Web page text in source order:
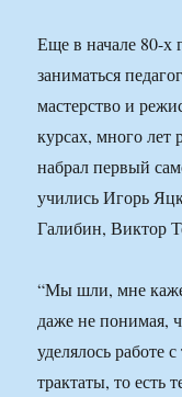
Еще в начале 80-х
заниматься
мастерство и
курсах, много
набрал первый
учились Игорь
Галибин, Виктор
“Мы шли, мне
даже не понимая,
уделялось работе
трактаты, то есть